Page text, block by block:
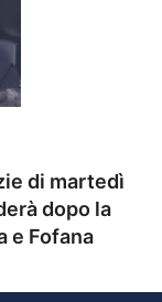
di martedì
dopo la
e Fofana